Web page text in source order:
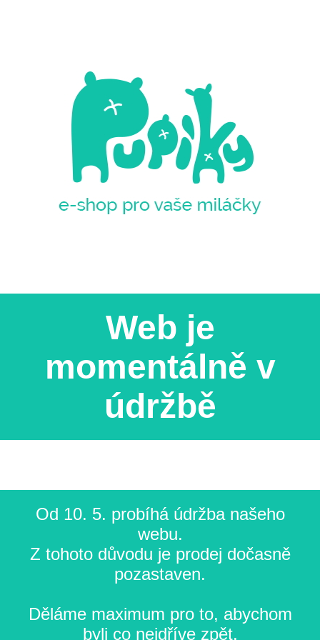
Web je
momentálně v
údržbě
Od 10. 5. probíhá údržba našeho
webu.
Z tohoto důvodu je prodej dočasně
pozastaven.
Děláme maximum pro to, abychom
byli co nejdříve zpět.